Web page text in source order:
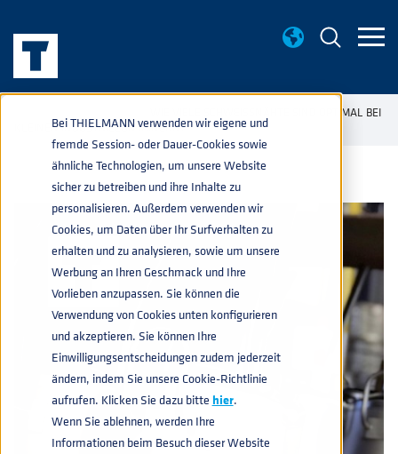
Bei THIELMANN verwenden wir eigene und
fremde Session- oder Dauer-Cookies sowie
ähnliche Technologien, um unsere Website
sicher zu betreiben und ihre Inhalte zu
personalisieren. Außerdem verwenden wir
Cookies, um Daten über Ihr Surfverhalten zu
erhalten und zu analysieren, sowie um unsere
Werbung an Ihren Geschmack und Ihre
Vorlieben anzupassen. Sie können die
Verwendung von Cookies unten konfigurieren
und akzeptieren. Sie können Ihre
Einwilligungsentscheidungen zudem jederzeit
ändern, indem Sie unsere Cookie-Richtlinie
aufrufen. Klicken Sie dazu bitte hier.
Wenn Sie ablehnen, werden Ihre
Informationen beim Besuch dieser Website
WIE VIELE SCHWEISSNÄHTE SIND OPTIMAL BEI
KLEINEN INDUSTRIECONTAINERN?